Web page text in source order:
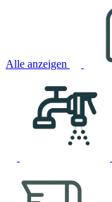
Alle anzeigen